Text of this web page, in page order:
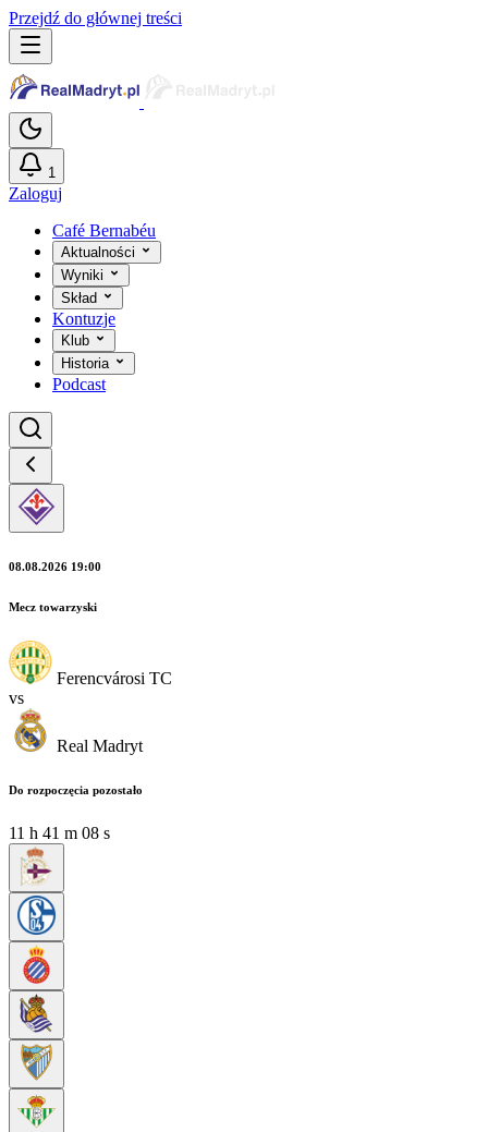
Przejdź do głównej treści
1
Zaloguj
Café Bernabéu
Aktualności
Wyniki
Skład
Kontuzje
Klub
Historia
Podcast
08.08.2026 19:00
Mecz towarzyski
Ferencvárosi TC
vs
Real Madryt
Do rozpoczęcia pozostało
11 h 41 m 08 s